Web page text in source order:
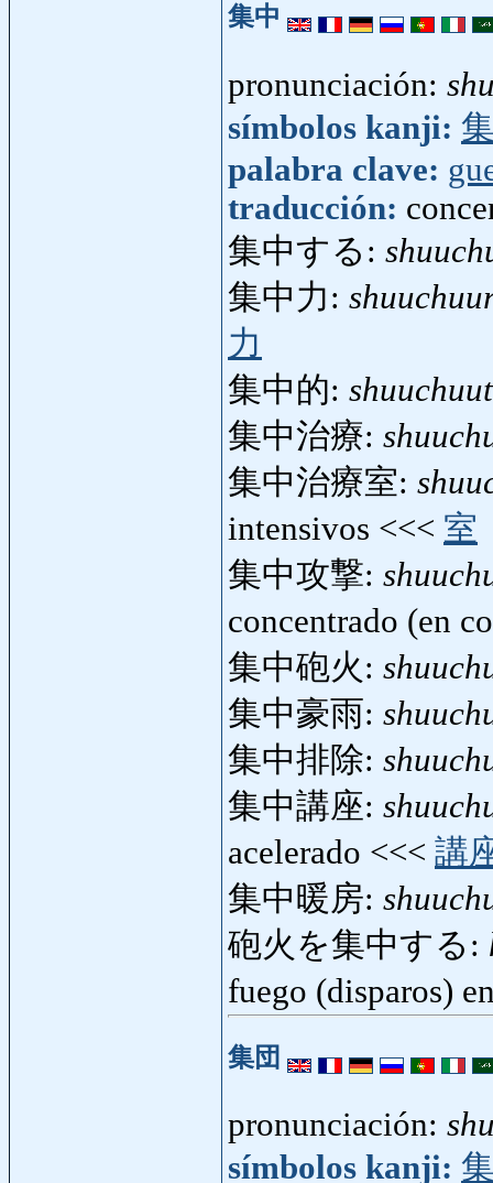
集中
pronunciación:
símbolos kanji:
palabra clave:
traducción:
集中する:
集中力:
力
集中的:
集中治療:
集中治療室:
intensivos <<< 室
集中攻撃:
concentrado (en
集中砲火:
集中豪雨:
集中排除:
集中講座:
acelerado <<< 講
集中暖房:
砲火を集中する:
fuego (disparos)
集団
pronunciación:
símbolos kanji: